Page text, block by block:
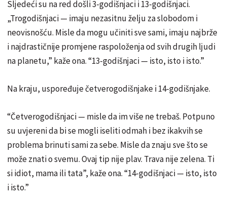
Sljedeći su na red došli 3-godišnjaci i 13-godišnjaci.
„Trogodišnjaci — imaju nezasitnu želju za slobodom i
neovisnošću. Misle da mogu učiniti sve sami, imaju najbrže
i najdrastičnije promjene raspoloženja od svih drugih ljudi
na planetu,” kaže ona. “13-godišnjaci — isto, isto i isto.”
Na kraju, uspoređuje četverogodišnjake i 14-godišnjake.
“Četverogodišnjaci — misle da im više ne trebaš. Potpuno
su uvjereni da bi se mogli iseliti odmah i bez ikakvih se
problema brinuti sami za sebe. Misle da znaju sve što se
može znati o svemu. Ovaj tip nije plav. Trava nije zelena. Ti
si idiot, mama ili tata”, kaže ona. “14-godišnjaci — isto, isto
i isto.”